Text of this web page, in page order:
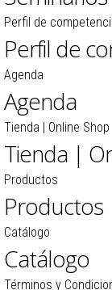
Perfil de
Perfil de
Agenda
Agenda
Tienda | Online Shop
Tienda |
Productos
Productos
Catálogo
Catálogo
Términos y